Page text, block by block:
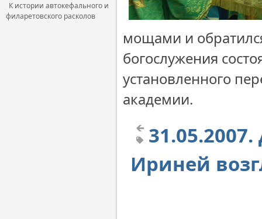
К истории автокефального и
филаретовского расколов
мощами и
богослужения
установленного
академии.
Ириней